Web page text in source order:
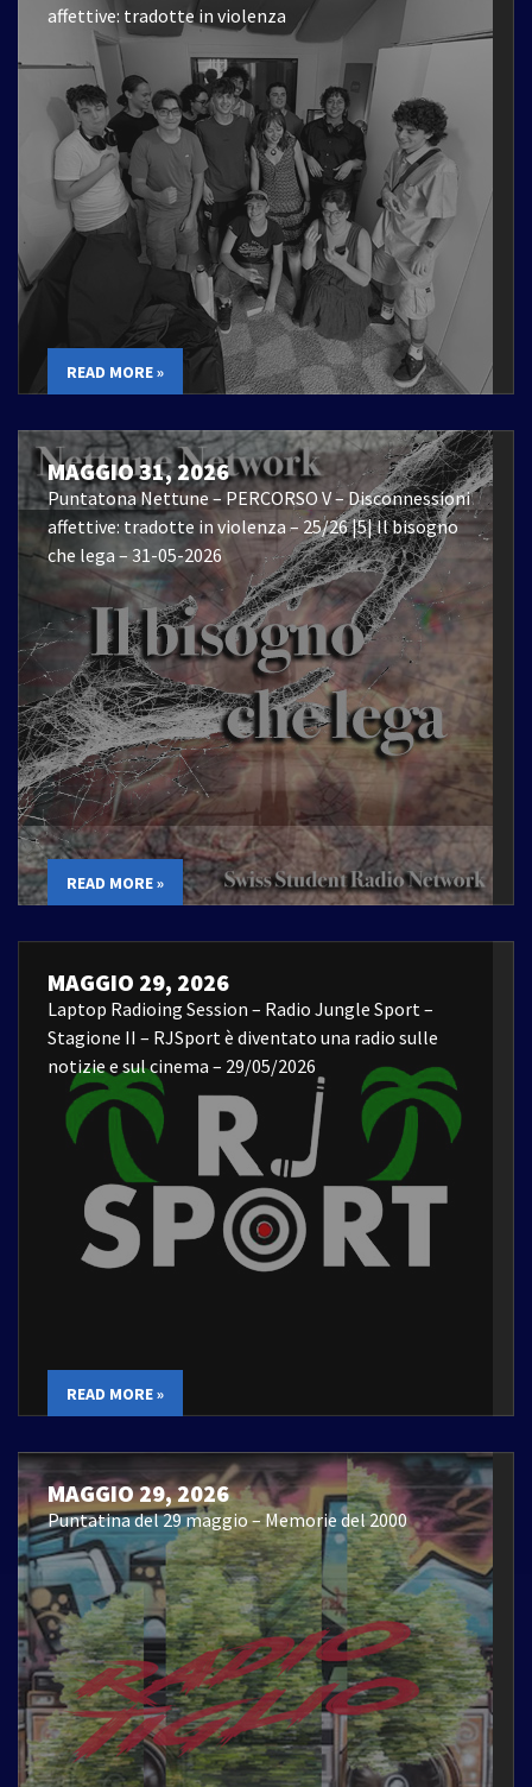
affettive: tradotte in violenza
READ MORE »
MAGGIO 31, 2026
Puntatona Nettune – PERCORSO V – Disconnessioni
affettive: tradotte in violenza – 25/26 |5| Il bisogno
che lega – 31-05-2026
READ MORE »
MAGGIO 29, 2026
Laptop Radioing Session – Radio Jungle Sport –
Stagione II – RJSport è diventato una radio sulle
notizie e sul cinema – 29/05/2026
READ MORE »
MAGGIO 29, 2026
Puntatina del 29 maggio – Memorie del 2000